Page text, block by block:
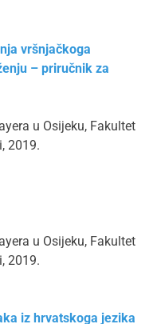
vršnjačkoga
– priručnik za
u Osijeku, Fakultet
2019.
u Osijeku, Fakultet
2019.
iz hrvatskoga jezika